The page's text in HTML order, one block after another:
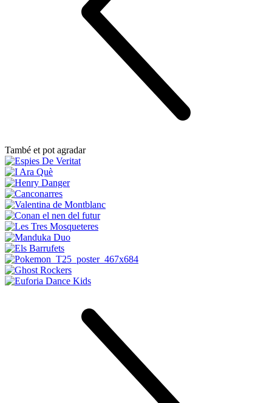
També et pot agradar